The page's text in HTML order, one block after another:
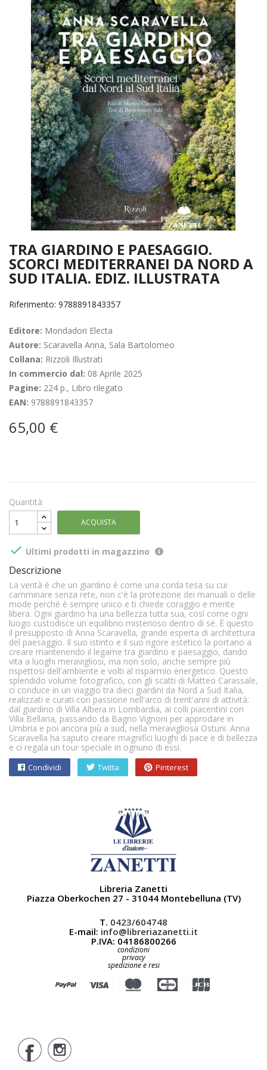
TRA GIARDINO E PAESAGGIO.
SCORCI MEDITERRANEI DA NORD A
SUD ITALIA. EDIZ. ILLUSTRATA
Riferimento: 9788891843357
Editore: Mondadori Electa
Autore: Scaravella Anna, Sala Bartolomeo
Collana: Rizzoli Illustrati
In commercio dal: 08 Aprile 2025
Pagine: 224 p., Libro rilegato
EAN: 9788891843357
65,00 €
Quantità
ACQUISTA
 Ultimi prodotti in magazzino
Descrizione
La verità è che un giardino è come una corda tesa su cui
camminare senza rete, non c'è la protezione dei manuali o delle
mode perché è sempre unico e ti chiede coraggio e mente
libera. Ogni giardino ha una bellezza tutta sua, così come ogni
luogo custodisce un equilibrio misterioso dentro di sé. È questo
il presupposto di Anna Scaravella, grande esperta di architettura
del paesaggio. Il suo istinto e il suo rigore estetico la portano a
creare mantenendo il legame tra giardino e paesaggio, dando
vita a luoghi meravigliosi, ma non solo, anche sempre più
rispettosi dell'ambiente e volti al risparmio energetico. Questo
splendido volume fotografico, con gli scatti di Matteo Carassale,
ci conduce in un viaggio tra dieci giardini da Nord a Sud Italia,
realizzati e curati con passione nell'arco di trent'anni di attività:
dal giardino di Villa Albera in Lombardia, ai colli piacentini con
Villa Bellaria, passando da Bagno Vignoni per approdare in
Umbria e poi ancora più a sud, nella meravigliosa Ostuni. Anna
Scaravella ha saputo creare magnifici luoghi di pace e di bellezza
e ci regala un tour speciale in ognuno di essi.
Condividi Twitta Pinterest
Libreria Zanetti
Piazza Oberkochen 27 - 31044 Montebelluna (TV)
T. 0423/604748
E-mail: info@libreriazanetti.it
P.IVA: 04186800266
condizioni
privacy
spedizione e resi